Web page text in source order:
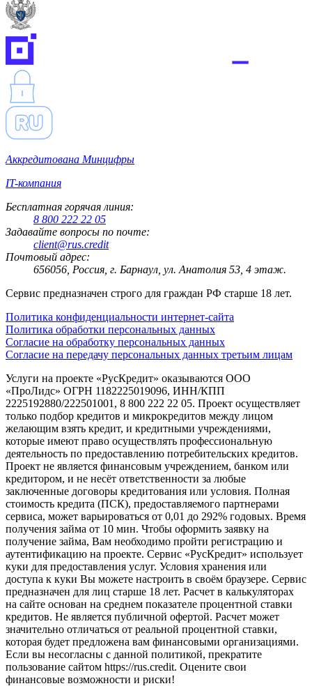
Аккредитована Минцифры
IT-компания
Бесплатная горячая линия:
8 800 222 22 05
Задавайте вопросы по почте:
client@rus.credit
Почтовый адрес:
656056, Россия, г. Барнаул, ул. Анатолия 53, 4 этаж.
Сервис предназначен строго для граждан РФ старше 18 лет.
Политика конфиденциальности интернет-сайта
Политика обработки персональных данных
Согласие на обработку персональных данных
Согласие на передачу персональных данных третьим лицам
Услуги на проекте «РусКредит» оказываются ООО
«ПроЛидс» ОГРН 1182225019096, ИНН/КПП
2225192880/222501001, 8 800 222 22 05. Проект осуществляет
только подбор кредитов и микрокредитов между лицом
желающим взять кредит, и кредитными учреждениями,
которые имеют право осуществлять профессиональную
деятельность по предоставлению потребительских кредитов.
Проект не является финансовым учреждением, банком или
кредитором, и не несёт ответственности за любые
заключенные договоры кредитования или условия. Полная
стоимость кредита (ПСК), предоставляемого партнерами
сервиса, может варьироваться от 0,01 до 292% годовых. Время
получения займа от 10 мин. Чтобы оформить заявку на
получение займа, Вам необходимо пройти регистрацию и
аутентификацию на проекте. Сервис «РусКредит» использует
куки для предоставления услуг. Условия хранения или
доступа к куки Вы можете настроить в своём браузере. Сервис
предназначен для лиц старше 18 лет. Расчет в калькуляторах
на сайте основан на среднем показателе процентной ставки
кредитов. Не является публичной офертой. Расчет может
значительно отличаться от реальной процентной ставки,
которая будет предложена вам финансовыми организациями.
Если вы несогласны с данной политикой, прекратите
пользование сайтом https://rus.credit. Оцените свои
финансовые возможности и риски!